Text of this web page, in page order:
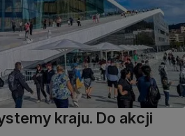
kraju. Do akcji